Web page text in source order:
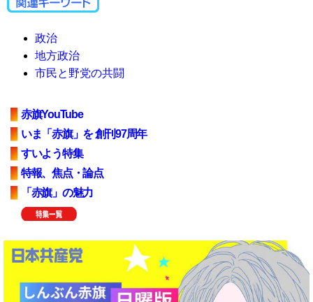
政治
地方政治
市民と野党の共闘
赤旗YouTube
いま「赤旗」を 創刊97周年
すいよう特集
特報、焦点・論点
「赤旗」の魅力